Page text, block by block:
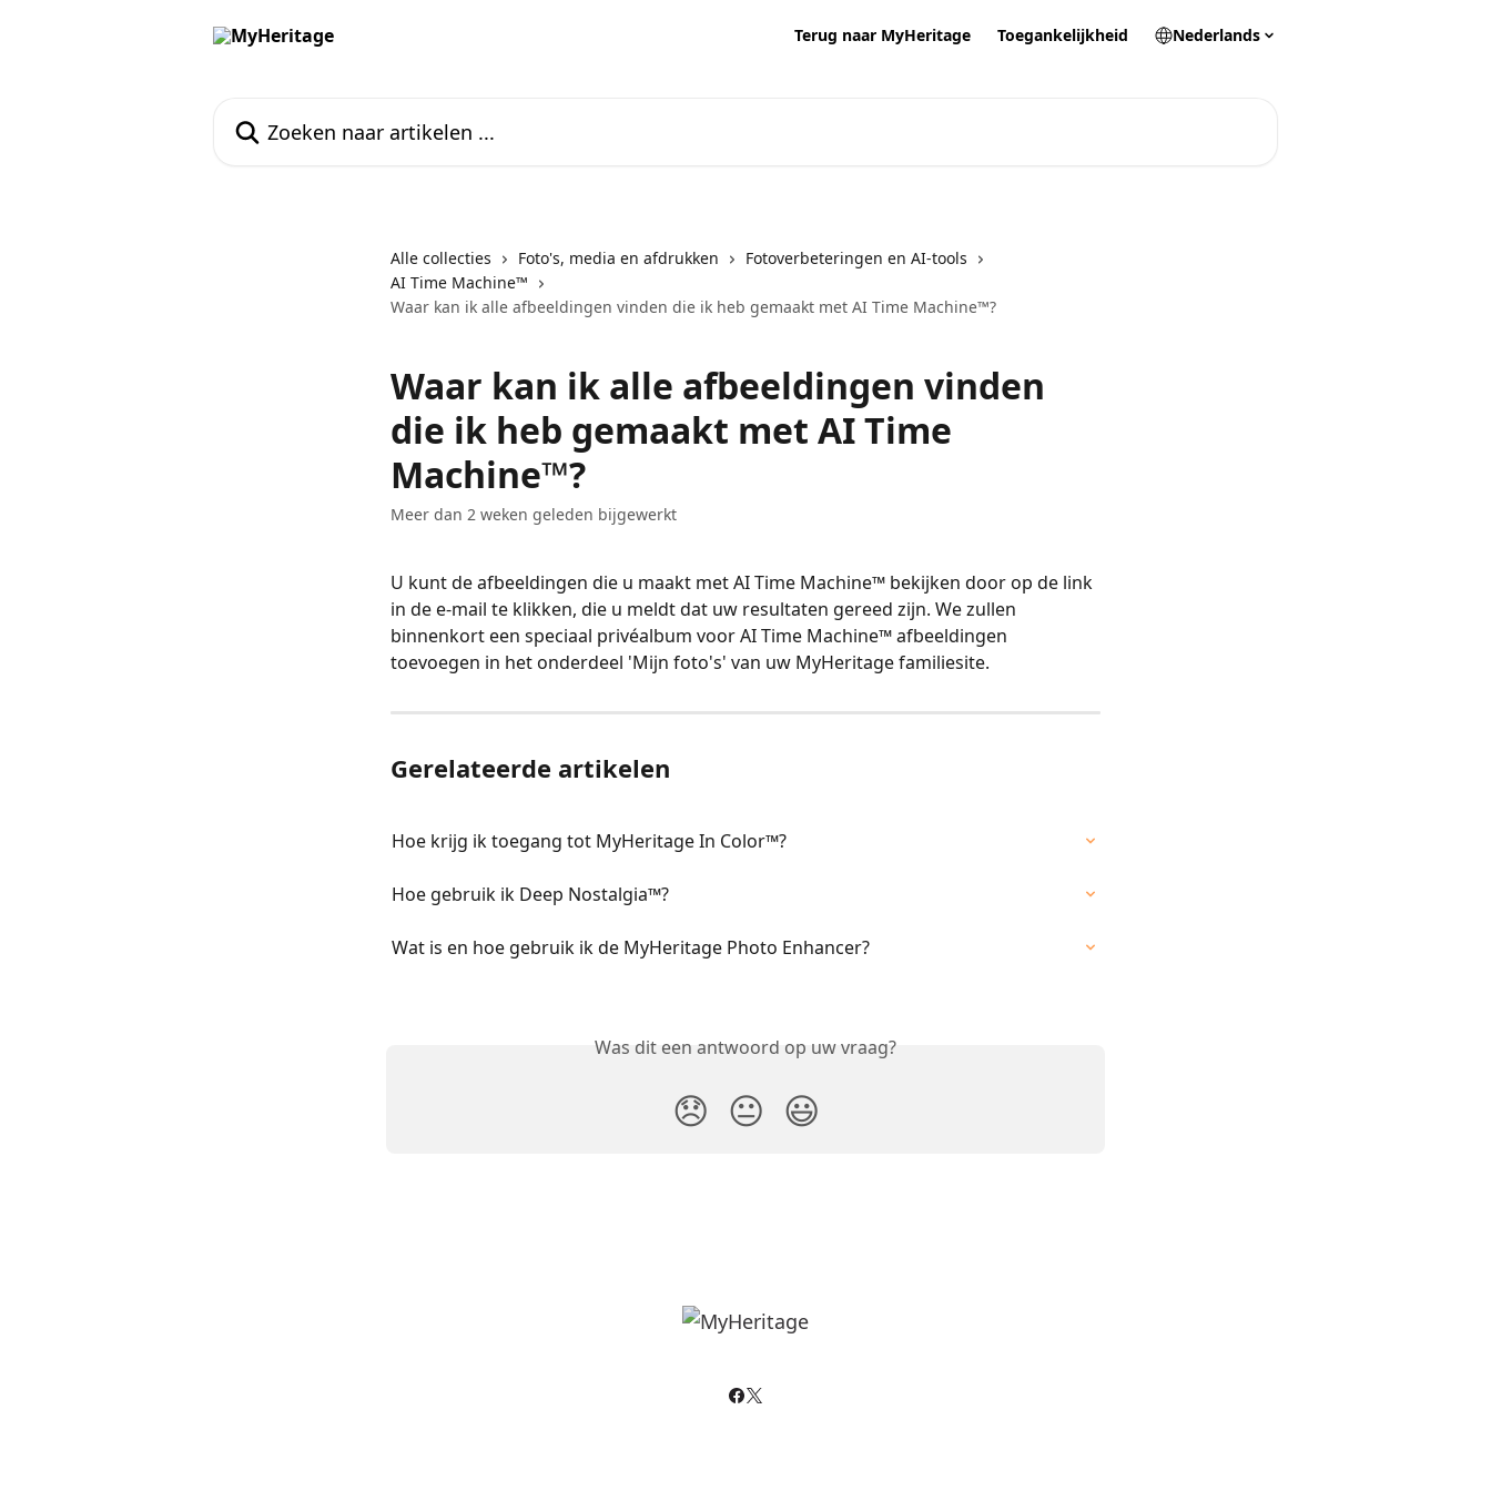
Terug naar MyHeritage Toegankelijkheid Nederlands
Alle collecties Foto's, media en afdrukken
Fotoverbeteringen en AI-tools
AI Time Machine™
Waar kan ik alle afbeeldingen vinden die ik heb gemaakt met AI Time Machine™?
Waar kan ik alle afbeeldingen vinden
die ik heb gemaakt met AI Time
Machine™?
Meer dan 2 weken geleden bijgewerkt
U kunt de afbeeldingen die u maakt met AI Time Machine™ bekijken door op de link
in de e-mail te klikken, die u meldt dat uw resultaten gereed zijn. We zullen
binnenkort een speciaal privéalbum voor AI Time Machine™ afbeeldingen
toevoegen in het onderdeel 'Mijn foto's' van uw MyHeritage familiesite.
Gerelateerde artikelen
Hoe krijg ik toegang tot MyHeritage In Color™?
Hoe gebruik ik Deep Nostalgia™?
Wat is en hoe gebruik ik de MyHeritage Photo Enhancer?
Was dit een antwoord op uw vraag?
😞 😐 😃